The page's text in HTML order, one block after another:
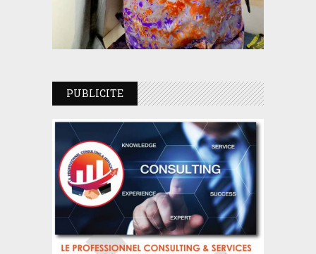
PUBLICITE